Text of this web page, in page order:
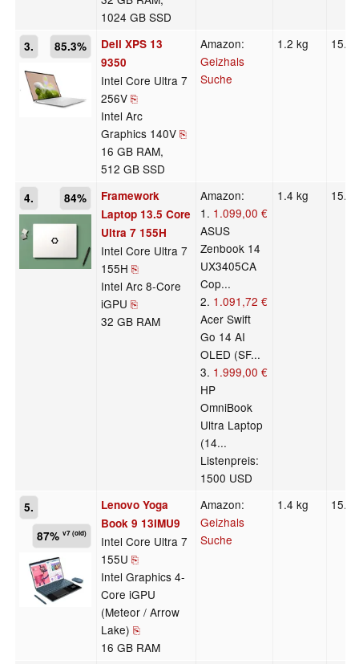
1024 GB SSD
3. 85.3%
Dell XPS 13
9350
Intel Core Ultra 7
256V ⎘
Intel Arc
Graphics 140V ⎘
16 GB RAM,
512 GB SSD
Amazon:
Geizhals
Suche
1.2 kg 15.3
4. 84%
Framework
Laptop 13.5 Core
Ultra 7 155H
Intel Core Ultra 7
155H ⎘
Intel Arc 8-Core
iGPU ⎘
32 GB RAM
Amazon:
1. 1.099,00 €
ASUS
Zenbook 14
UX3405CA
Cop...
2. 1.091,72 €
Acer Swift
Go 14 AI
OLED (SF...
3. 1.999,00 €
HP
OmniBook
Ultra Laptop
(14...
Listenpreis:
1500 USD
1.4 kg
5.
87%v7 (old)
Lenovo Yoga
Book 9 13IMU9
Intel Core Ultra 7
155U ⎘
Intel Graphics 4-
Core iGPU
(Meteor / Arrow
Lake) ⎘
16 GB RAM
Amazon:
Geizhals
Suche
1.4 kg